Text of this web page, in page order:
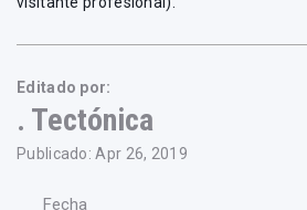
Editado por:
. Tectónica
Publicado: Apr 26, 2019
Fecha